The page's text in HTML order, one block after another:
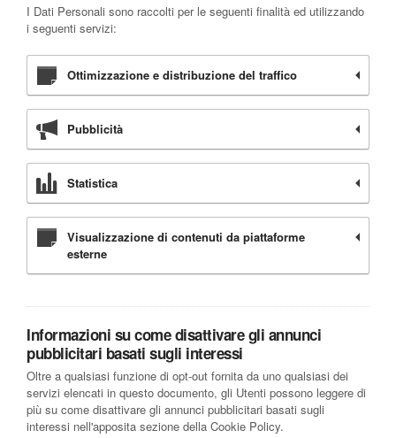
I Dati Personali sono raccolti per le seguenti finalità ed utilizzando
i seguenti servizi:
Ottimizzazione e distribuzione del traffico
Pubblicità
Statistica
Visualizzazione di contenuti da piattaforme
esterne
Informazioni su come disattivare gli annunci
pubblicitari basati sugli interessi
Oltre a qualsiasi funzione di opt-out fornita da uno qualsiasi dei
servizi elencati in questo documento, gli Utenti possono leggere di
più su come disattivare gli annunci pubblicitari basati sugli
interessi nell'apposita sezione della Cookie Policy.